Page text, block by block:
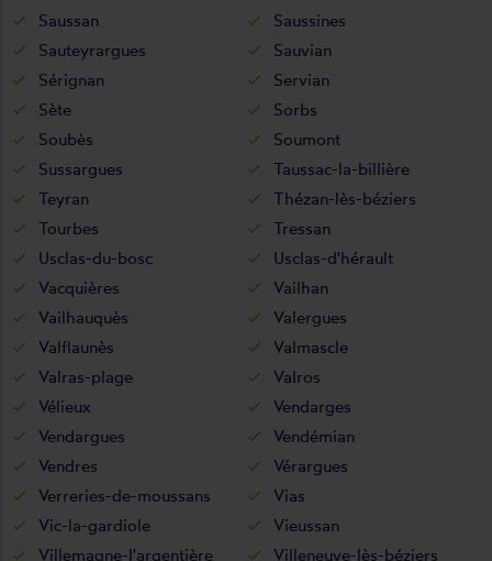
Saussan
Saussines
Sauteyrargues
Sauvian
Sérignan
Servian
Sète
Sorbs
Soubès
Soumont
Sussargues
Taussac-la-billière
Teyran
Thézan-lès-béziers
Tourbes
Tressan
Usclas-du-bosc
Usclas-d'hérault
Vacquières
Vailhan
Vailhauquès
Valergues
Valflaunès
Valmascle
Valras-plage
Valros
Vélieux
Vendarges
Vendargues
Vendémian
Vendres
Vérargues
Verreries-de-moussans
Vias
Vic-la-gardiole
Vieussan
Villemagne-l'argentière
Villeneuve-lès-béziers